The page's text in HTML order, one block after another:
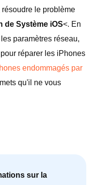
le problème
de Système iOS<. En
paramètres réseau,
réparer les iPhones
endommagés par
qu'il ne vous
sur la